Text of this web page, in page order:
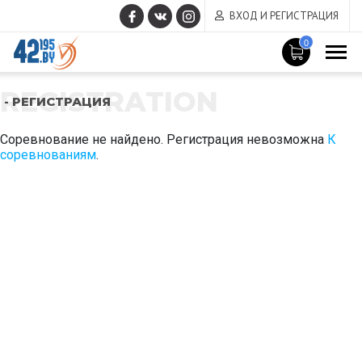
ВХОД И РЕГИСТРАЦИЯ
0
REGISTRATION
- РЕГИСТРАЦИЯ
Соревнование не найдено. Регистрация невозможна К
соревнованиям.